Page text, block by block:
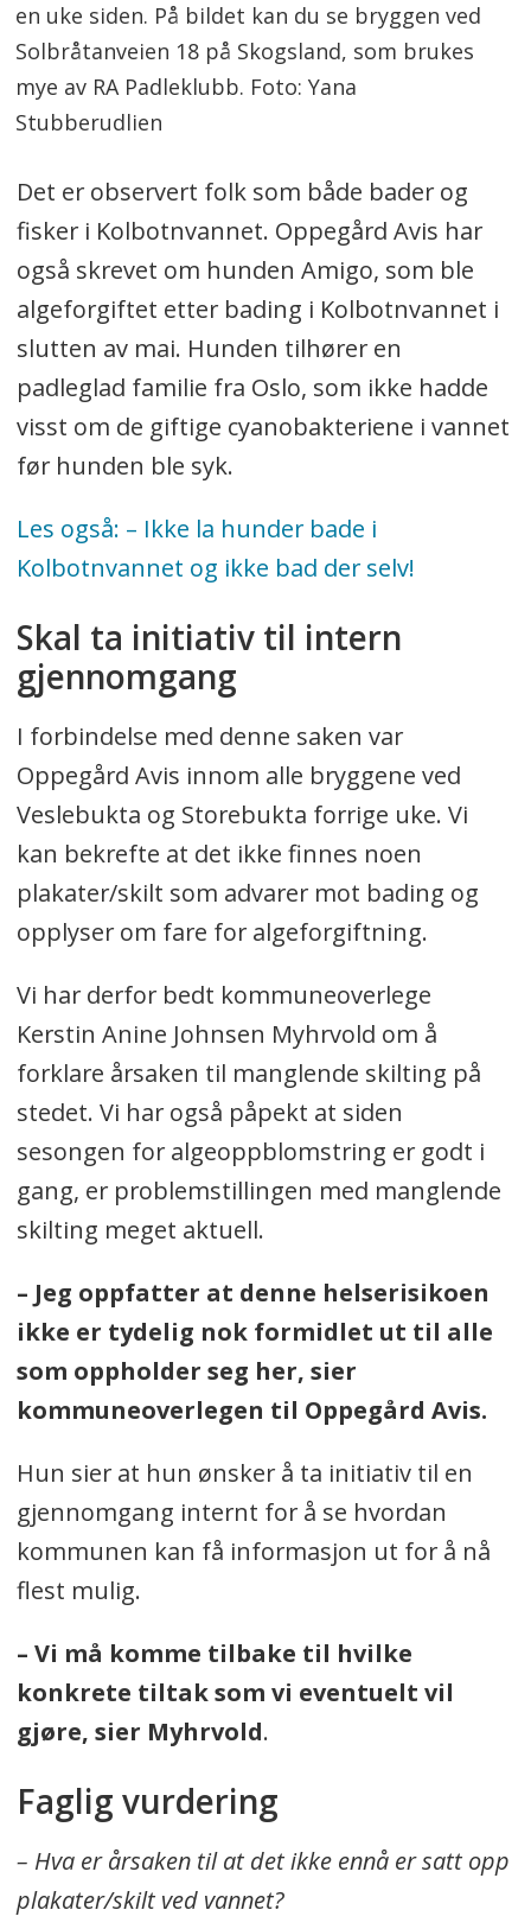
en uke siden. På bildet kan du se bryggen ved
Solbråtanveien 18 på Skogsland, som brukes
mye av RA Padleklubb. Foto: Yana
Stubberudlien
Det er observert folk som både bader og
fisker i Kolbotnvannet. Oppegård Avis har
også skrevet om hunden Amigo, som ble
algeforgiftet etter bading i Kolbotnvannet i
slutten av mai. Hunden tilhører en
padleglad familie fra Oslo, som ikke hadde
visst om de giftige cyanobakteriene i vannet
før hunden ble syk.
Les også: – Ikke la hunder bade i
Kolbotnvannet og ikke bad der selv!
Skal ta initiativ til intern
gjennomgang
I forbindelse med denne saken var
Oppegård Avis innom alle bryggene ved
Veslebukta og Storebukta forrige uke. Vi
kan bekrefte at det ikke finnes noen
plakater/skilt som advarer mot bading og
opplyser om fare for algeforgiftning.
Vi har derfor bedt kommuneoverlege
Kerstin Anine Johnsen Myhrvold om å
forklare årsaken til manglende skilting på
stedet. Vi har også påpekt at siden
sesongen for algeoppblomstring er godt i
gang, er problemstillingen med manglende
skilting meget aktuell.
– Jeg oppfatter at denne helserisikoen
ikke er tydelig nok formidlet ut til alle
som oppholder seg her, sier
kommuneoverlegen til Oppegård Avis.
Hun sier at hun ønsker å ta initiativ til en
gjennomgang internt for å se hvordan
kommunen kan få informasjon ut for å nå
flest mulig.
– Vi må komme tilbake til hvilke
konkrete tiltak som vi eventuelt vil
gjøre, sier Myhrvold.
Faglig vurdering
– Hva er årsaken til at det ikke ennå er satt opp
plakater/skilt ved vannet?